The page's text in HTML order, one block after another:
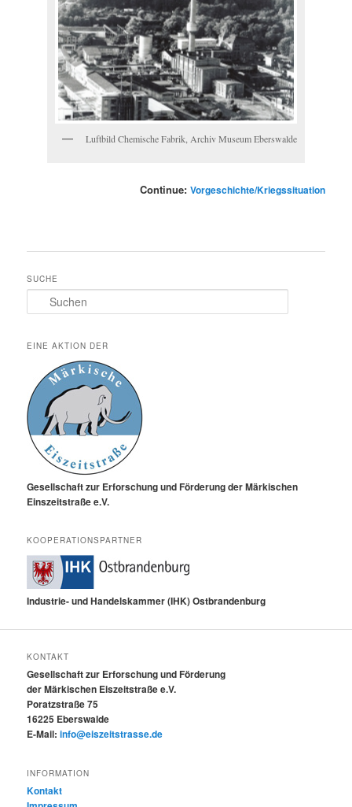
Luftbild Chemische Fabrik, Archiv Museum Eberswalde
Continue: Vorgeschichte/Kriegssituation
SUCHE
Suchen
EINE AKTION DER
Gesellschaft zur Erforschung und Förderung der Märkischen
Einszeitstraße e.V.
KOOPERATIONSPARTNER
Industrie- und Handelskammer (IHK) Ostbrandenburg
KONTAKT
Gesellschaft zur Erforschung und Förderung
der Märkischen Eiszeitstraße e.V.
Poratzstraße 75
16225 Eberswalde
E-Mail:info@eiszeitstrasse.de
INFORMATION
Kontakt